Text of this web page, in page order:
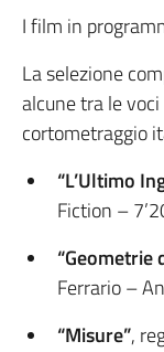
I film in
La selezione
alcune tra le
cortometraggio
“L’Ultimo
Fiction –
“Geometrie
Ferrario –
“Misure”,